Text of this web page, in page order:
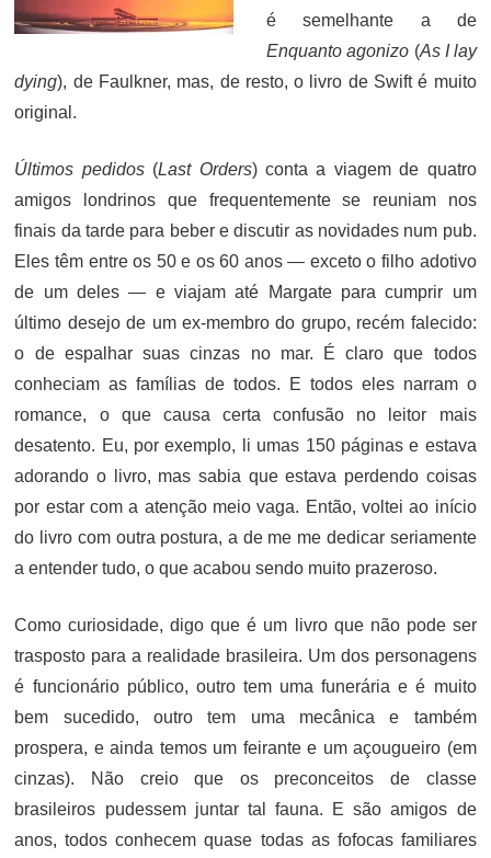
é semelhante a de
Enquanto agonizo (As I lay
dying), de Faulkner, mas, de resto, o livro de Swift é muito
original.
Últimos pedidos(Last Orders) conta a viagem de quatro
amigos londrinos que frequentemente se reuniam nos
finais da tarde para beber e discutir as novidades num pub.
Eles têm entre os 50 e os 60 anos — exceto o filho adotivo
de um deles — e viajam até Margate para cumprir um
último desejo de um ex-membro do grupo, recém falecido:
o de espalhar suas cinzas no mar. É claro que todos
conheciam as famílias de todos. E todos eles narram o
romance, o que causa certa confusão no leitor mais
desatento. Eu, por exemplo, li umas 150 páginas e estava
adorando o livro, mas sabia que estava perdendo coisas
por estar com a atenção meio vaga. Então, voltei ao início
do livro com outra postura, a de me me dedicar seriamente
a entender tudo, o que acabou sendo muito prazeroso.
Como curiosidade, digo que é um livro que não pode ser
trasposto para a realidade brasileira. Um dos personagens
é funcionário público, outro tem uma funerária e é muito
bem sucedido, outro tem uma mecânica e também
prospera, e ainda temos um feirante e um açougueiro (em
cinzas). Não creio que os preconceitos de classe
brasileiros pudessem juntar tal fauna. E são amigos de
anos, todos conhecem quase todas as fofocas familiares